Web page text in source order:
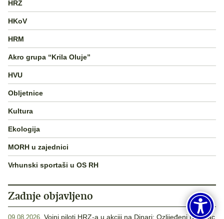
HRZ
HKoV
HRM
Akro grupa “Krila Oluje”
HVU
Obljetnice
Kultura
Ekologija
MORH u zajednici
Vrhunski sportaši u OS RH
Zadnje objavljeno
Vojni piloti HRZ-a u akciji na Dinari: Ozlijeđeni Nijemac